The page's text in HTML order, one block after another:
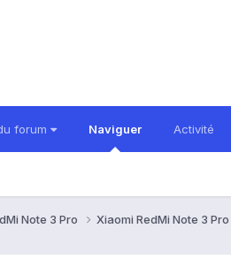
forum Naviguer Activité
Note 3 Pro Xiaomi RedMi Note 3